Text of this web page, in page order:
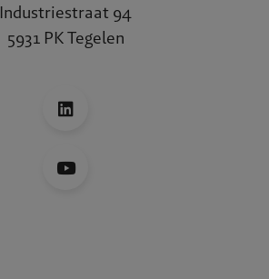
Industriestraat 94
5931 PK Tegelen